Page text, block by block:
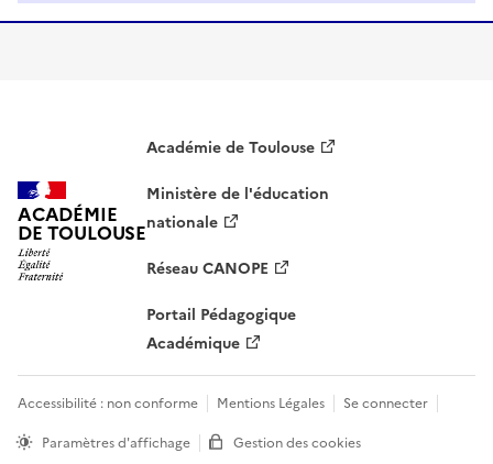
ACADÉMIE
DE TOULOUSE
Académie de Toulouse
Ministère de l'éducation
nationale
Réseau CANOPE
Portail Pédagogique
Académique
Accessibilité : non conforme Mentions Légales
Se connecter
Paramètres d'affichage
Gestion des cookies